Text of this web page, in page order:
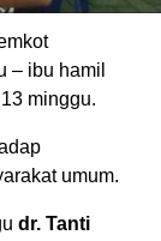
– ibu hamil
minggu.
umum.
dr. Tanti